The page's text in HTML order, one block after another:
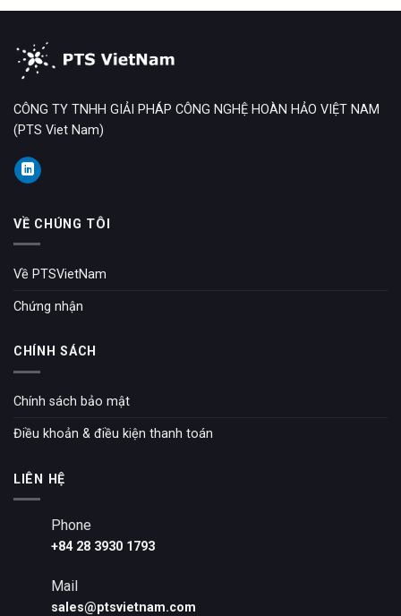
CÔNG TY TNHH GIẢI PHÁP CÔNG NGHỆ HOÀN HẢO VIỆT NAM
(PTS Viet Nam)
VỀ CHÚNG TÔI
Về PTSVietNam
Chứng nhận
CHÍNH SÁCH
Chính sách bảo mật
Điều khoản & điều kiện thanh toán
LIÊN HỆ
Phone
+84 28 3930 1793
Mail
sales@ptsvietnam.com